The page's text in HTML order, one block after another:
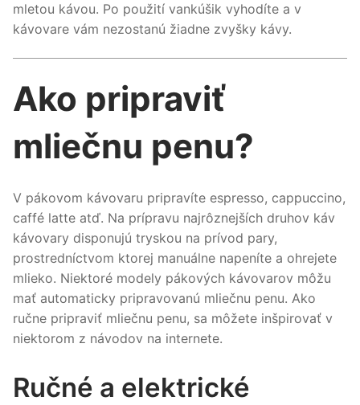
mletou kávou. Po použití vankúšik vyhodíte a v
kávovare vám nezostanú žiadne zvyšky kávy.
Ako pripraviť
mliečnu penu?
V pákovom kávovaru pripravíte espresso, cappuccino,
caffé latte atď. Na prípravu najrôznejších druhov káv
kávovary disponujú tryskou na prívod pary,
prostredníctvom ktorej manuálne napeníte a ohrejete
mlieko. Niektoré modely pákových kávovarov môžu
mať automaticky pripravovanú mliečnu penu. Ako
ručne pripraviť mliečnu penu, sa môžete inšpirovať v
niektorom z návodov na internete.
Ručné a elektrické